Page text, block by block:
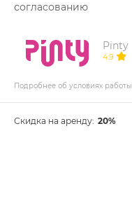
согласованию
Pinty
4.9
Подробнее об условиях работы
Скидка на аренду: 20%